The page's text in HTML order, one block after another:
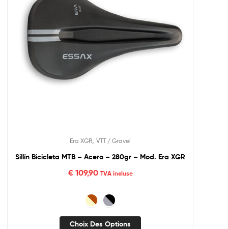
Era XGR VTT / Gravel
Sillín Bicicleta MTB – Acero – 280gr – Mod. Era XGR
€109,90 TVA incluse
Choix Des Options